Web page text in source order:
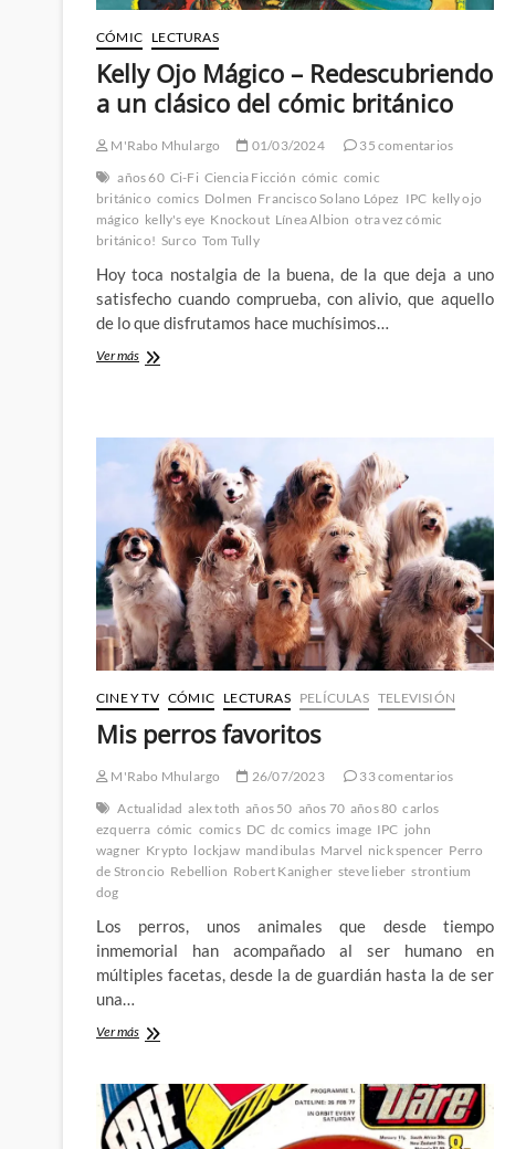
CÓMIC LECTURAS
Kelly Ojo Mágico – Redescubriendo
a un clásico del cómic británico
M'Rabo Mhulargo 01/03/2024
35 comentarios
años 60 Ci-Fi Ciencia Ficción cómic comic
británico comics Dolmen Francisco Solano López IPC kelly ojo
mágico kelly's eye Knockout Línea Albion otra vez cómic
británico! Surco Tom Tully
Hoy toca nostalgia de la buena, de la que deja a uno
satisfecho cuando comprueba, con alivio, que aquello
de lo que disfrutamos hace muchísimos…
Ver másKelly
Redescubriendo
clásico
cómic
británico
CINE Y TV CÓMIC LECTURAS PELÍCULAS TELEVISIÓN
Mis perros favoritos
M'Rabo Mhulargo 26/07/2023
33 comentarios
Actualidad alex toth años 50 años 70 años 80 carlos
ezquerra cómic comics DC dc comics image IPC john
wagner Krypto lockjaw mandibulas Marvel nick spencer Perro
de Stroncio Rebellion Robert Kanigher steve lieber strontium
dog
Los perros, unos animales que desde tiempo
inmemorial han acompañado al ser humano en
múltiples facetas, desde la de guardián hasta la de ser
una…
Ver másMis